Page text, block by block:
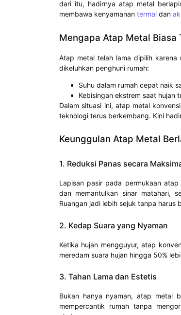
dari itu, hadirnya atap metal
membawa kenyamanan termal dan
Mengapa Atap Metal Biasa
Atap metal telah lama dipilih
dikeluhkan penghuni rumah:
Suhu dalam rumah cepat naik
Kebisingan ekstrem saat hujan
Dalam situasi ini, atap metal
teknologi terus berkembang. Kini
Keunggulan Atap Metal
1. Reduksi Panas secara
Lapisan pasir pada permukaan
dan memantulkan sinar matahari,
Ruangan jadi lebih sejuk tanpa
2. Kedap Suara yang Nyaman
Ketika hujan mengguyur, atap
meredam suara hujan hingga 50%
3. Tahan Lama dan Estetis
Bukan hanya nyaman, atap metal
mempercantik rumah tanpa